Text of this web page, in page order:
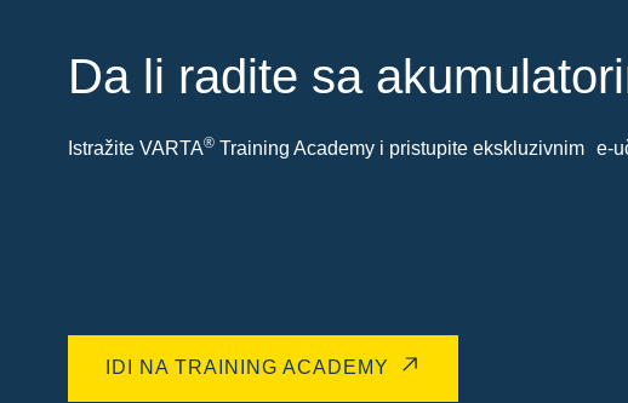
Da li radite sa
Istražite VARTA® Training Academy i pristupite ekskluzivnim e-
IDI NA TRAINING ACADEMY